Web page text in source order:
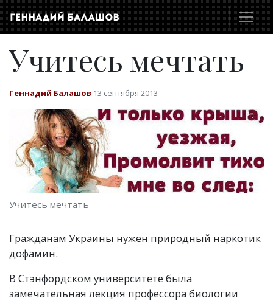
Учитесь мечтать
Геннадий Балашов 13 сентября 2013
Учитесь мечтать
Гражданам Украины нужен природный наркотик
дофамин.
В Стэнфордском университете была
замечательная лекция профессора биологии